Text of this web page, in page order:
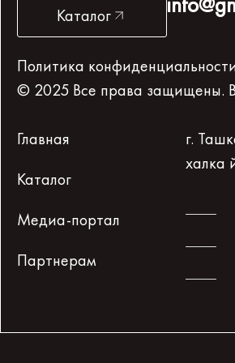
Каталог
Политика
© 2025 Все права защищены.
Главная
Каталог
Медиа-портал
Партнерам
г.
халка